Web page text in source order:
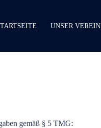
UNSER VEREIN
gemäß § 5 TMG: